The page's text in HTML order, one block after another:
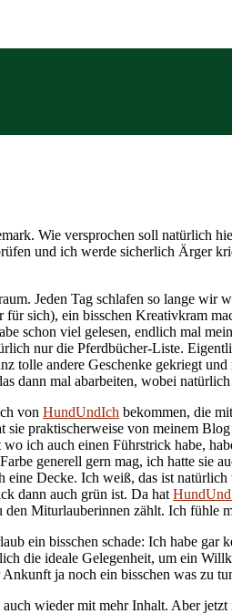
Wie versprochen soll natürlich
und ich werde sicherlich Ärger
Jeden Tag schlafen so lange wir
für sich), ein bisschen Kreativkram
schon viel gelesen, endlich mal
nur die Pferdbücher-Liste.
tolle andere Geschenke gekriegt
dann mal abarbeiten, wobei
von HundUndIch bekommen, die
praktischerweise von meinem
ich auch einen Führstrick habe,
generell gern mag, ich hatte sie
Decke. Ich weiß, das ist
dann auch grün ist. Da hat
den Miturlauberinnen zählt. Ich fühle
ein bisschen schade: Ich habe
die ideale Gelegenheit, um ein
ja noch ein bisschen was zu
auch wieder mit mehr Inhalt. Aber